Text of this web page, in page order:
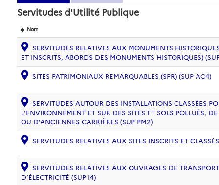
Servitudes d'Utilité Publique
Nom
SERVITUDES RELATIVES AUX MONUMENTS
ET INSCRITS, ABORDS DES MONUMENTS HISTORIQUES)
SITES PATRIMONIAUX REMARQUABLES (SPR) (SUP AC4)
SERVITUDES AUTOUR DES INSTALLATIONS CLASSÉES
L’ENVIRONNEMENT ET SUR DES SITES ET SOLS POLLUÉS,
OU D’ANCIENNES CARRIÈRES (SUP PM2)
SERVITUDES RELATIVES AUX SITES INSCRITS ET
SERVITUDES RELATIVES AUX OUVRAGES DE
D’ÉLECTRICITÉ (SUP I4)